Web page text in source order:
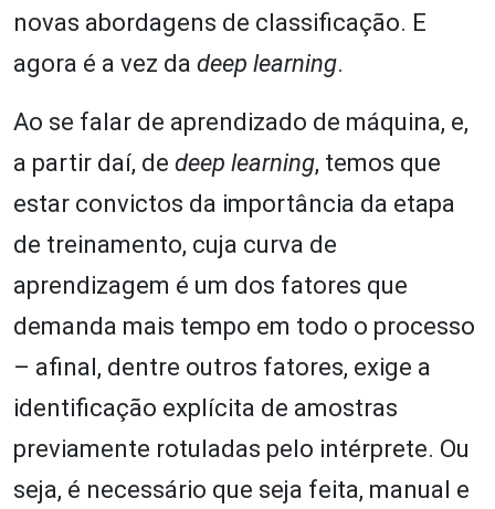
novas abordagens de classificação. E
agora é a vez da deep learning.
Ao se falar de aprendizado de máquina, e,
a partir daí, de deep learning, temos que
estar convictos da importância da etapa
de treinamento, cuja curva de
aprendizagem é um dos fatores que
demanda mais tempo em todo o processo
– afinal, dentre outros fatores, exige a
identificação explícita de amostras
previamente rotuladas pelo intérprete. Ou
seja, é necessário que seja feita, manual e